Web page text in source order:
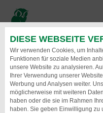
DIESE WEBSEITE
Wir verwenden Cookies, um
Funktionen für soziale Medien
unsere Website zu analysieren.
Ihrer Verwendung unserer
Werbung und Analysen weiter.
möglicherweise mit weiteren
haben oder die sie im Rahmen
haben. Sie geben Einwilligung zu
zum
Inhalt